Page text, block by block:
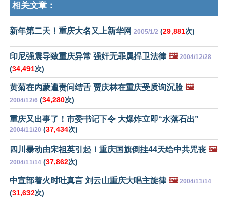
相关文章：
新年第二天！重庆大名又上新华网 2005/1/2 (29,881次)
印尼强震导致重庆异常 强奸无罪属捍卫法律 🖼️ 2004/12/28
(34,491次)
黄菊在内蒙遭责问结舌 贾庆林在重庆受质询沉脸 🖼️
2004/12/6 (34,280次)
重庆又出事了！市委书记下令 大爆炸立即“水落石出”
2004/11/20 (37,434次)
四川暴动由宋祖英引起！重庆国旗倒挂44天给中共咒丧 🖼️
2004/11/14 (37,862次)
中宣部着火时吐真言 刘云山重庆大唱主旋律 🖼️ 2004/11/14
(31,632次)